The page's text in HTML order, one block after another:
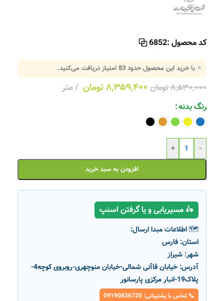
کد محصول :6852
⭐ با خرید این محصول حدود83امتیاز دریافت می‌کنید.
۸,۵۳۰,۰۰۰تومان ۸,۳۵۹,۴۰۰تومان متر
رنگ بدنه
-
+
افزودن به سبد خرید
🛵 مسیریابی و یا گرفتن اسنپ
🗺️ اطلاعات مبدا ارسال:
استان: فارس
شهر: شیراز
آدرس:
خیابان قاآنی شمالی-خیابان منوچهری-روبروی کوچه4-
پلاک19-انبار مرکزی پارسانور
📞 تماس با پشتیبانی: 09190836720